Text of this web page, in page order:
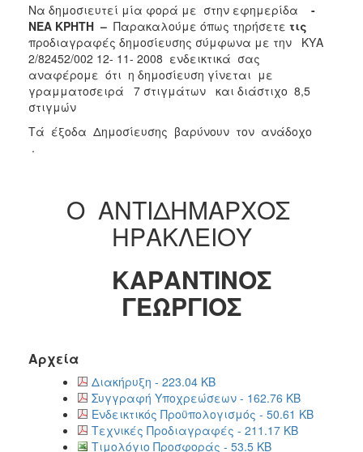
Να δημοσιευτεί μία φορά με στην εφημερίδα -
ΝΕΑ ΚΡΗΤΗ – Παρακαλούμε όπως τηρήσετε τις
προδιαγραφές δημοσίευσης σύμφωνα με την ΚΥΑ
2/82452/002 12- 11- 2008 ενδεικτικά σας
αναφέρομε ότι η δημοσίευση γίνεται με
γραμματοσειρά 7 στιγμάτων και διάστιχο 8,5
στιγμών
Tά έξοδα Δημοσίευσης βαρύνουν τον ανάδοχο
.
Ο ΑΝΤΙΔΗΜΑΡΧΟΣ
ΗΡΑΚΛΕΙΟΥ
ΚΑΡΑΝΤΙΝΟΣ
ΓΕΩΡΓΙΟΣ
Αρχεία
Διακήρυξη - 223.04 KB
Συγγραφή Υποχρεώσεων - 162.76 KB
Ενδεικτικός Προϋπολογισμός - 50.61 KB
Τεχνικές Προδιαγραφές - 211.17 KB
Τιμολόγιο Προσφοράς - 53.5 KB